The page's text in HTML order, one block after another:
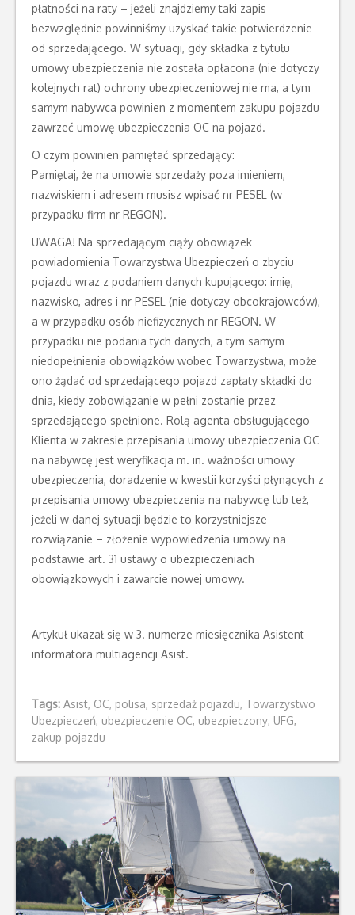
płatności na raty – jeżeli znajdziemy taki zapis
bezwzględnie powinniśmy uzyskać takie potwierdzenie
od sprzedającego. W sytuacji, gdy składka z tytułu
umowy ubezpieczenia nie została opłacona (nie dotyczy
kolejnych rat) ochrony ubezpieczeniowej nie ma, a tym
samym nabywca powinien z momentem zakupu pojazdu
zawrzeć umowę ubezpieczenia OC na pojazd.
O czym powinien pamiętać sprzedający:
Pamiętaj, że na umowie sprzedaży poza imieniem,
nazwiskiem i adresem musisz wpisać nr PESEL (w
przypadku firm nr REGON).
UWAGA! Na sprzedającym ciąży obowiązek
powiadomienia Towarzystwa Ubezpieczeń o zbyciu
pojazdu wraz z podaniem danych kupującego: imię,
nazwisko, adres i nr PESEL (nie dotyczy obcokrajowców),
a w przypadku osób niefizycznych nr REGON. W
przypadku nie podania tych danych, a tym samym
niedopełnienia obowiązków wobec Towarzystwa, może
ono żądać od sprzedającego pojazd zapłaty składki do
dnia, kiedy zobowiązanie w pełni zostanie przez
sprzedającego spełnione. Rolą agenta obsługującego
Klienta w zakresie przepisania umowy ubezpieczenia OC
na nabywcę jest weryfikacja m. in. ważności umowy
ubezpieczenia, doradzenie w kwestii korzyści płynących z
przepisania umowy ubezpieczenia na nabywcę lub też,
jeżeli w danej sytuacji będzie to korzystniejsze
rozwiązanie – złożenie wypowiedzenia umowy na
podstawie art. 31 ustawy o ubezpieczeniach
obowiązkowych i zawarcie nowej umowy.
Artykuł ukazał się w 3. numerze miesięcznika Asistent –
informatora multiagencji Asist.
Tags: Asist, OC, polisa, sprzedaż pojazdu, Towarzystwo
Ubezpieczeń, ubezpieczenie OC, ubezpieczony, UFG,
zakup pojazdu